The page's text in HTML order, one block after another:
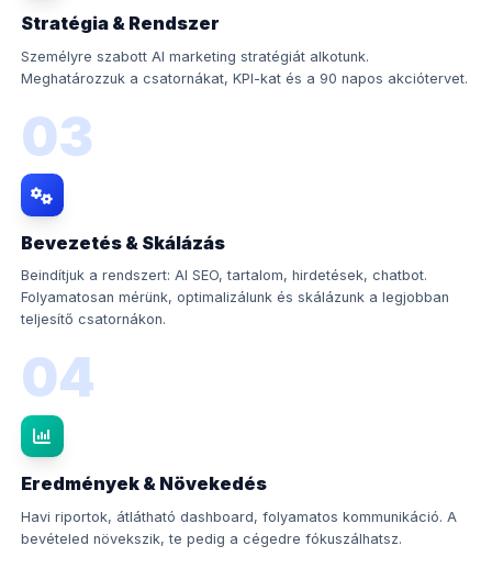
Stratégia & Rendszer
Személyre szabott AI marketing stratégiát alkotunk.
Meghatározzuk a csatornákat, KPI-kat és a 90 napos akciótervet.
03
Bevezetés & Skálázás
Beindítjuk a rendszert: AI SEO, tartalom, hirdetések, chatbot.
Folyamatosan mérünk, optimalizálunk és skálázunk a legjobban
teljesítő csatornákon.
04
Eredmények & Növekedés
Havi riportok, átlátható dashboard, folyamatos kommunikáció. A
bevételed növekszik, te pedig a cégedre fókuszálhatsz.